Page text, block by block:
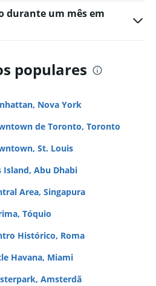
durante um mês em
populares
Nova York
de Toronto, Toronto
St. Louis
Island, Abu Dhabi
Area, Singapura
Tóquio
Histórico, Roma
Havana, Miami
Amsterdã